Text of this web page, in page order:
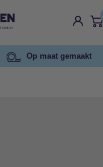
Op maat gemaakt